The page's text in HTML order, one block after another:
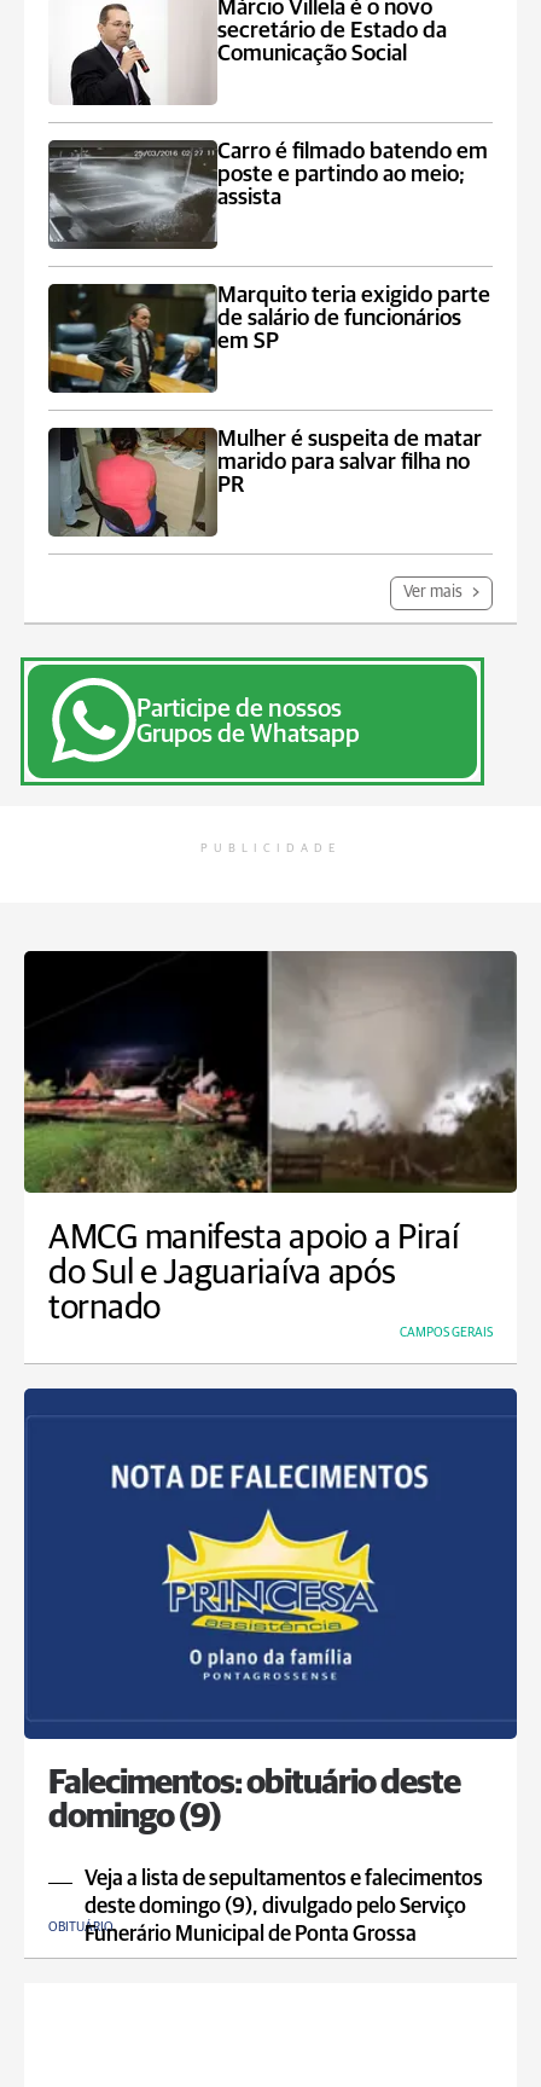
Márcio Villela é o novo
secretário de Estado da
Comunicação Social
Carro é filmado batendo em
poste e partindo ao meio;
assista
Marquito teria exigido parte
de salário de funcionários
em SP
Mulher é suspeita de matar
marido para salvar filha no
PR
Ver mais
Participe de nossos
Grupos de Whatsapp
PUBLICIDADE
AMCG manifesta apoio a Piraí
do Sul e Jaguariaíva após
tornado
CAMPOS GERAIS
Falecimentos: obituário deste
domingo (9)
Veja a lista de sepultamentos e falecimentos
deste domingo (9), divulgado pelo Serviço
Funerário Municipal de Ponta Grossa
OBITUÁRIO